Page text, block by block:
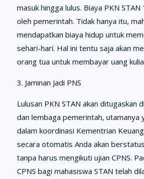
masuk hingga lulus. Biaya PKN
oleh pemerintah. Tidak hanya itu,
mendapatkan biaya hidup untuk
sehari-hari. Hal ini tentu saja akan
orang tua untuk membayar uang
3. Jaminan Jadi PNS
Lulusan PKN STAN akan ditugaskan
dan lembaga pemerintah, utamanya
dalam koordinasi Kementrian
secara otomatis Anda akan
tanpa harus mengikuti ujian CPNS.
CPNS bagi mahasiswa STAN telah